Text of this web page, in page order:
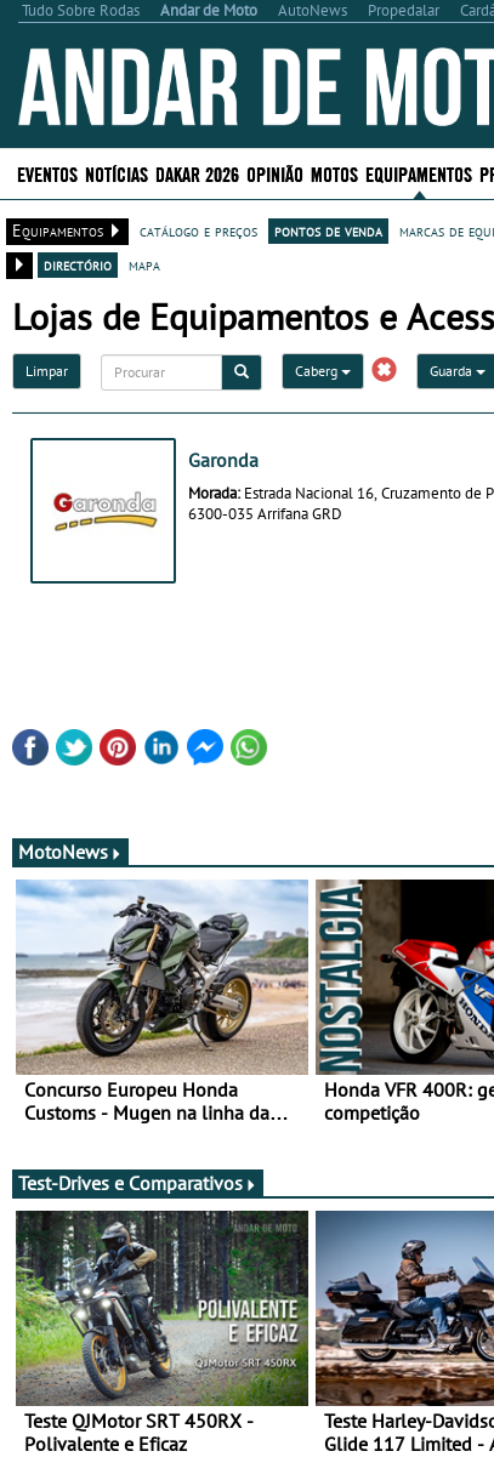
Tudo Sobre Rodas Andar de Moto AutoNews Propedalar
EVENTOS NOTÍCIAS DAKAR 2026 OPINIÃO MOTOS EQUIPAMENTOS
Equipamentos catálogo e preços pontos de venda marcas de
directório
mapa
Lojas de Equipamentos e
Limpar Caberg Guarda
Garonda
Morada: Estrada Nacional 16, Cruzamento de
6300-035 Arrifana GRD
MotoNews
Concurso Europeu Honda
Customs - Mugen na linha da
Honda VFR 400R:
competição
Test-Drives e Comparativos
Teste QJMotor SRT 450RX -
Polivalente e Eficaz
Teste Harley-
Glide 117 Limited -